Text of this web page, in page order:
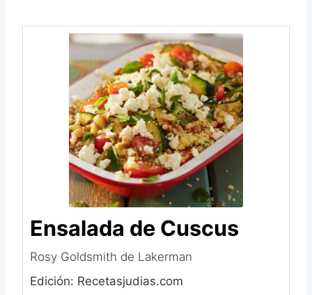
Ensalada de Cuscus
Rosy Goldsmith de Lakerman‎
Edición: Recetasjudias.com